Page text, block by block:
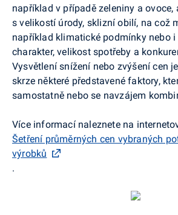
například v případě zeleniny a ovoce,
s velikostí úrody, sklizní obilí, na což
například klimatické podmínky nebo
charakter, velikost spotřeby a
Vysvětlení snížení nebo zvýšení cen
skrze některé představené faktory,
samostatně nebo se navzájem
Více informací naleznete na
Šetření průměrných cen vybraných
výrobků
.